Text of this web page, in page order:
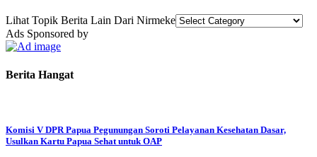
Lihat Topik Berita Lain Dari Nirmeke
Ads Sponsored by
Berita Hangat
Komisi V DPR Papua Pegunungan Soroti Pelayanan Kesehatan Dasar,
Usulkan Kartu Papua Sehat untuk OAP